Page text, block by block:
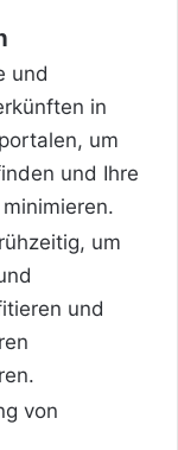
und
in
um
und Ihre
um
und
von